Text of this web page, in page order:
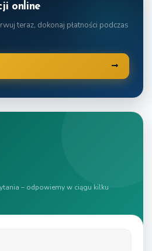
online
teraz, dokonaj płatności podczas
– odpowiemy w ciągu kilku